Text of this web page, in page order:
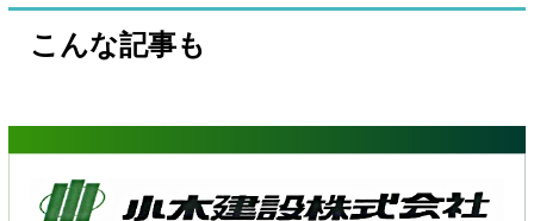
こんな記事も